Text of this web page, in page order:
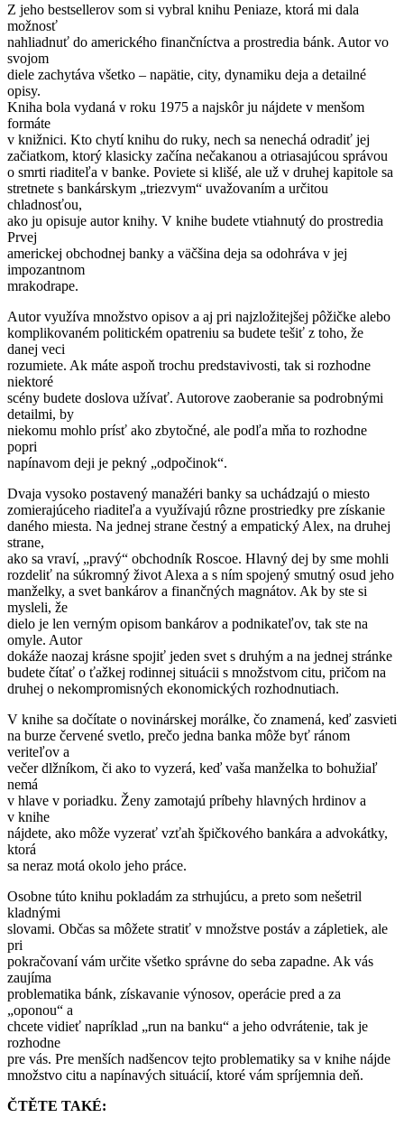
Z jeho bestsellerov som si vybral knihu Peniaze, ktorá mi dala
možnosť
nahliadnuť do amerického finančníctva a prostredia bánk. Autor vo
svojom
diele zachytáva všetko – napätie, city, dynamiku deja a detailné
opisy.
Kniha bola vydaná v roku 1975 a najskôr ju nájdete v menšom
formáte
v knižnici. Kto chytí knihu do ruky, nech sa nenechá odradiť jej
začiatkom, ktorý klasicky začína nečakanou a otriasajúcou správou
o smrti riaditeľa v banke. Poviete si klišé, ale už v druhej kapitole sa
stretnete s bankárskym „triezvym“ uvažovaním a určitou
chladnosťou,
ako ju opisuje autor knihy. V knihe budete vtiahnutý do prostredia
Prvej
americkej obchodnej banky a väčšina deja sa odohráva v jej
impozantnom
mrakodrape.
Autor využíva množstvo opisov a aj pri najzložitejšej pôžičke alebo
komplikovaném politickém opatreniu sa budete tešiť z toho, že
danej veci
rozumiete. Ak máte aspoň trochu predstavivosti, tak si rozhodne
niektoré
scény budete doslova užívať. Autorove zaoberanie sa podrobnými
detailmi, by
niekomu mohlo prísť ako zbytočné, ale podľa mňa to rozhodne
popri
napínavom deji je pekný „odpočinok“.
Dvaja vysoko postavený manažéri banky sa uchádzajú o miesto
zomierajúceho riaditeľa a využívajú rôzne prostriedky pre získanie
daného miesta. Na jednej strane čestný a empatický Alex, na druhej
strane,
ako sa vraví, „pravý“ obchodník Roscoe. Hlavný dej by sme mohli
rozdeliť na súkromný život Alexa a s ním spojený smutný osud jeho
manželky, a svet bankárov a finančných magnátov. Ak by ste si
mysleli, že
dielo je len verným opisom bankárov a podnikateľov, tak ste na
omyle. Autor
dokáže naozaj krásne spojiť jeden svet s druhým a na jednej stránke
budete čítať o ťažkej rodinnej situácii s množstvom citu, pričom na
druhej o nekompromisných ekonomických rozhodnutiach.
V knihe sa dočítate o novinárskej morálke, čo znamená, keď zasvieti
na burze červené svetlo, prečo jedna banka môže byť ránom
veriteľov a
večer dlžníkom, či ako to vyzerá, keď vaša manželka to bohužiaľ
nemá
v hlave v poriadku. Ženy zamotajú príbehy hlavných hrdinov a
v knihe
nájdete, ako môže vyzerať vzťah špičkového bankára a advokátky,
ktorá
sa neraz motá okolo jeho práce.
Osobne túto knihu pokladám za strhujúcu, a preto som nešetril
kladnými
slovami. Občas sa môžete stratiť v množstve postáv a zápletiek, ale
pri
pokračovaní vám určite všetko správne do seba zapadne. Ak vás
zaujíma
problematika bánk, získavanie výnosov, operácie pred a za
„oponou“ a
chcete vidieť napríklad „run na banku“ a jeho odvrátenie, tak je
rozhodne
pre vás. Pre menších nadšencov tejto problematiky sa v knihe nájde
množstvo citu a napínavých situácií, ktoré vám spríjemnia deň.
ČTĚTE TAKÉ: